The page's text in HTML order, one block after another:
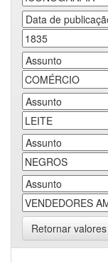
Retornar valores